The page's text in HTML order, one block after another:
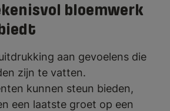
bloemwerk
aan gevoelens die
zijn te vatten.
kunnen steun bieden,
een laatste groet op een